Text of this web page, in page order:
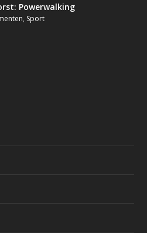
Powerwalking
, Sport